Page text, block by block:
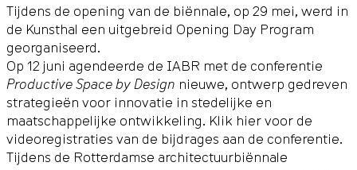
Tijdens de opening van de biënnale, op 29 mei, werd in
de Kunsthal een uitgebreid Opening Day Program
georganiseerd.
Op 12 juni agendeerde de IABR met de conferentie
Productive Space by Design nieuwe, ontwerp gedreven
strategieën voor innovatie in stedelijke en
maatschappelijke ontwikkeling. Klik hier voor de
videoregistraties van de bijdrages aan de conferentie.
Tijdens de Rotterdamse architectuurbiënnale